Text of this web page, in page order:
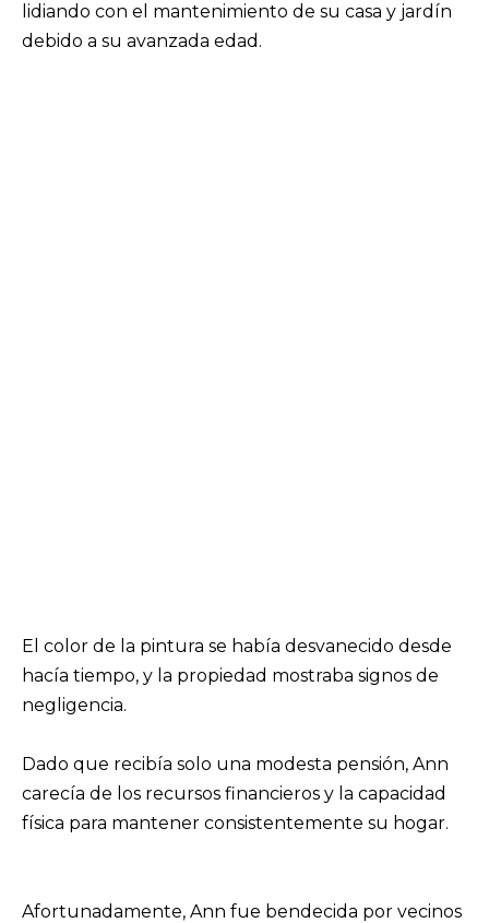
lidiando con el mantenimiento de su casa y jardín
debido a su avanzada edad.
El color de la pintura se había desvanecido desde
hacía tiempo, y la propiedad mostraba signos de
negligencia.
Dado que recibía solo una modesta pensión, Ann
carecía de los recursos financieros y la capacidad
física para mantener consistentemente su hogar.
Afortunadamente, Ann fue bendecida por vecinos